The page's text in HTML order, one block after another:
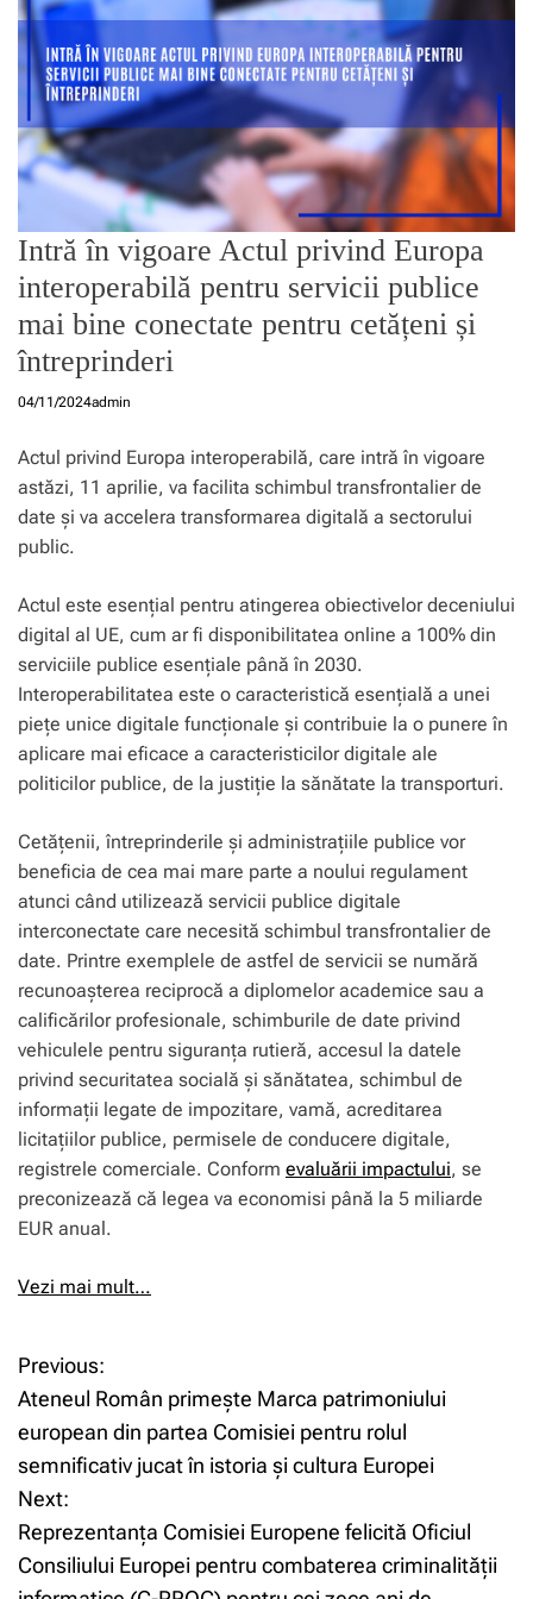
Intră în vigoare Actul privind Europa
interoperabilă pentru servicii publice
mai bine conectate pentru cetățeni și
întreprinderi
04/11/2024admin
Actul privind Europa interoperabilă, care intră în vigoare
astăzi, 11 aprilie, va facilita schimbul transfrontalier de
date și va accelera transformarea digitală a sectorului
public.
Actul este esențial pentru atingerea obiectivelor deceniului
digital al UE, cum ar fi disponibilitatea online a 100% din
serviciile publice esențiale până în 2030.
Interoperabilitatea este o caracteristică esențială a unei
piețe unice digitale funcționale și contribuie la o punere în
aplicare mai eficace a caracteristicilor digitale ale
politicilor publice, de la justiție la sănătate la transporturi.
Cetățenii, întreprinderile și administrațiile publice vor
beneficia de cea mai mare parte a noului regulament
atunci când utilizează servicii publice digitale
interconectate care necesită schimbul transfrontalier de
date. Printre exemplele de astfel de servicii se numără
recunoașterea reciprocă a diplomelor academice sau a
calificărilor profesionale, schimburile de date privind
vehiculele pentru siguranța rutieră, accesul la datele
privind securitatea socială și sănătatea, schimbul de
informații legate de impozitare, vamă, acreditarea
licitațiilor publice, permisele de conducere digitale,
registrele comerciale. Conform evaluării impactului, se
preconizează că legea va economisi până la 5 miliarde
EUR anual.
Vezi mai mult…
N
a
v
i
g
Previous:
Ateneul Român primește Marca patrimoniului
european din partea Comisiei pentru rolul
semnificativ jucat în istoria și cultura Europei
Next:
Reprezentanța Comisiei Europene felicită Oficiul
Consiliului Europei pentru combaterea criminalității